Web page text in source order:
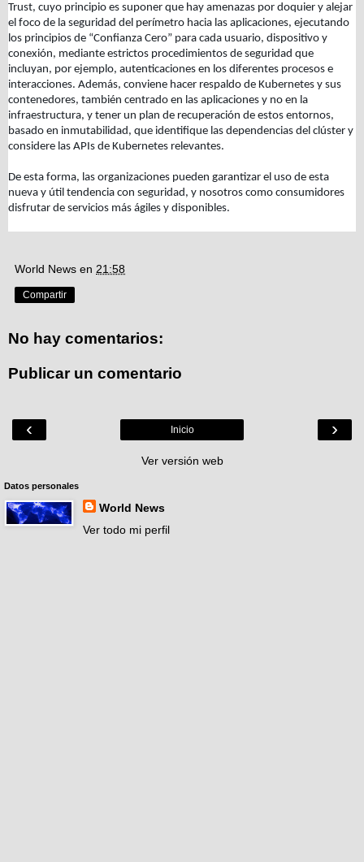
Trust, cuyo principio es suponer que hay amenazas por doquier y alejar
el foco de la seguridad del perímetro hacia las aplicaciones, ejecutando
los principios de “Confianza Cero” para cada usuario, dispositivo y
conexión, mediante estrictos procedimientos de seguridad que
incluyan, por ejemplo, autenticaciones en los diferentes procesos e
interacciones. Además, conviene hacer respaldo de Kubernetes y sus
contenedores, también centrado en las aplicaciones y no en la
infraestructura, y tener un plan de recuperación de estos entornos,
basado en inmutabilidad, que identifique las dependencias del clúster y
considere las APIs de Kubernetes relevantes.
De esta forma, las organizaciones pueden garantizar el uso de esta
nueva y útil tendencia con seguridad, y nosotros como consumidores
disfrutar de servicios más ágiles y disponibles.
World News en 21:58
Compartir
No hay comentarios:
Publicar un comentario
‹ ›
Inicio
Ver versión web
Datos personales
World News
Ver todo mi perfil